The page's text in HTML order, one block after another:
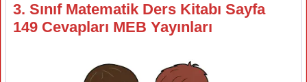
3. Sınıf Matematik Ders Kitabı Sayfa
149 Cevapları MEB Yayınları